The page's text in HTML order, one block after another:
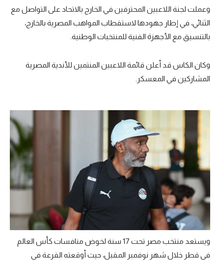
ركن الألعاب
أقسام خاصة
ميركاتو
تقرير في الجول
تحليل في الجول
حكايات في الجول
كويز في الجول
فيديو في الجول
وعملت لجنة اللاعبين المحترفين في الخارج بالاتحاد على التواصل مع
الثنائي، في إطار جهودها لاستقطاب المواهب المصرية بالخارج،
بالتنسيق مع الأجهزة الفنية للمنتخبات الوطنية.
وكان الكاس قد أعلن قائمة اللاعبين المنتمين للأندية المصرية
المشاركين في المعسكر.
ويستعد منتخب مصر تحت 17 سنة لخوض منافسات كأس العالم
في قطر خلال شهر نوفمبر المقبل، حيث أوقعته القرعة في